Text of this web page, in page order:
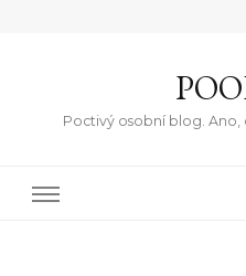
Poctivý osobní blog.